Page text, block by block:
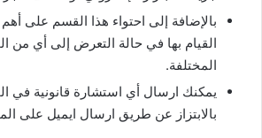
بالإضافة إلى احتواء هذا القسم على
القيام بها في حالة التعرض إلى أي من
المختلفة.
يمكنك ارسال أي استشارة قانونية في
بالابتزاز عن طريق ارسال ايميل على